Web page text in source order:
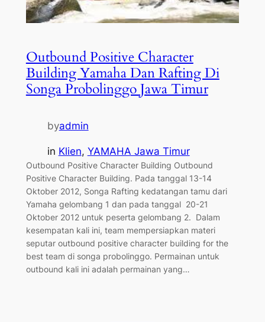
Outbound Positive Character
Building Yamaha Dan Rafting Di
Songa Probolinggo Jawa Timur
byadmin
in Klien, YAMAHA Jawa Timur
Outbound Positive Character Building Outbound
Positive Character Building. Pada tanggal 13-14
Oktober 2012, Songa Rafting kedatangan tamu dari
Yamaha gelombang 1 dan pada tanggal 20-21
Oktober 2012 untuk peserta gelombang 2. Dalam
kesempatan kali ini, team mempersiapkan materi
seputar outbound positive character building for the
best team di songa probolinggo. Permainan untuk
outbound kali ini adalah permainan yang…